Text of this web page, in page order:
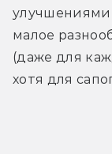
улучшениями
малое
(даже для
хотя для